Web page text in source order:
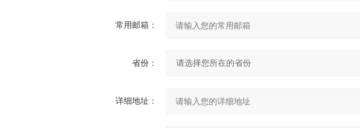
常用邮箱：
省份：
详细地址：